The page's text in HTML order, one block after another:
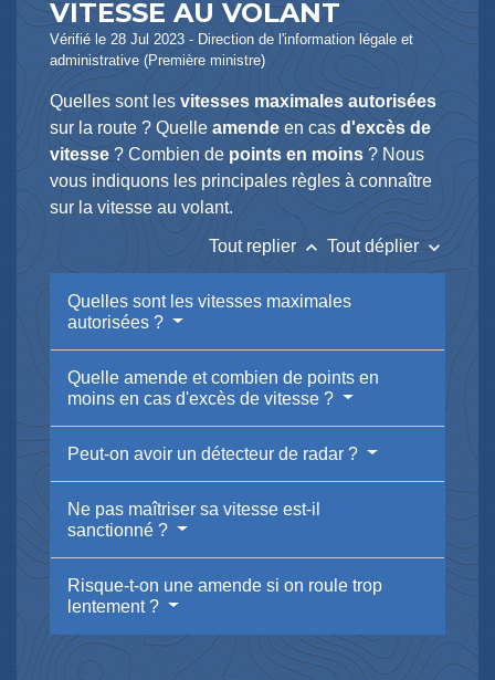
VITESSE AU VOLANT
Vérifié le 28 Jul 2023 - Direction de l'information légale et
administrative (Première ministre)
Quelles sont les vitesses maximales autorisées
sur la route ? Quelle amende en casd'excès de
vitesse ? Combien de points en moins? Nous
vous indiquons les principales règles à connaître
sur la vitesse au volant.
Tout replierkeyboard_arrow_up Tout déplierkeyboard_arrow_down
Quelles sont les vitesses maximales
autorisées ?
Quelle amende et combien de points en
moins en cas d'excès de vitesse ?
Peut-on avoir un détecteur de radar ?
Ne pas maîtriser sa vitesse est-il
sanctionné ?
Risque-t-on une amende si on roule trop
lentement ?